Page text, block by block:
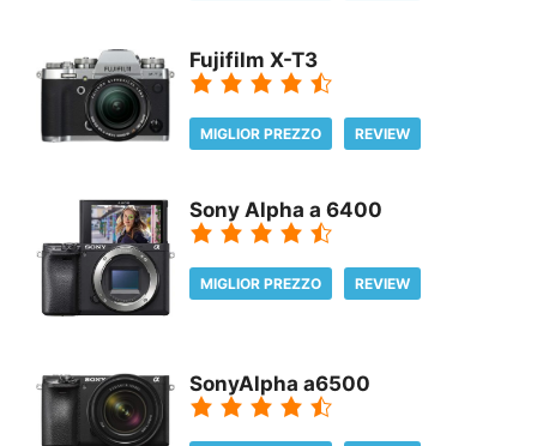
Fujifilm X-T3
MIGLIOR PREZZO REVIEW
Sony Alpha a 6400
MIGLIOR PREZZO REVIEW
SonyAlpha a6500